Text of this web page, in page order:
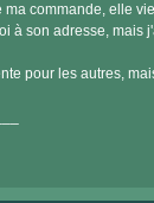
ma commande, elle
à son adresse, mais
pour les autres,